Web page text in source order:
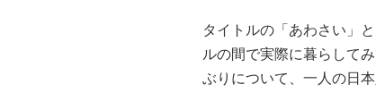
タイトルの「あわさい」
ルの間で実際に暮らして
ぶりについて、一人の日